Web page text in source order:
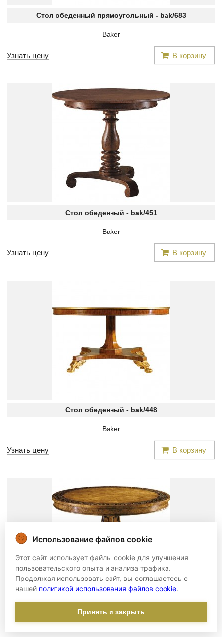
Стол обеденный прямоугольный - bak/683
Baker
Узнать цену В корзину
Стол обеденный - bak/451
Baker
Узнать цену В корзину
Стол обеденный - bak/448
Baker
Узнать цену В корзину
Использование файлов cookie
Этот сайт использует файлы cookie для улучшения
пользовательского опыта и анализа трафика.
Продолжая использовать сайт, вы соглашаетесь с
нашей политикой использования файлов cookie.
Принять и закрыть